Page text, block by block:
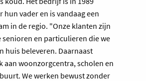
vader en is vandaag een
in de regio. "Onze klanten zijn
en particulieren die we
huis beleveren. Daarnaast
aan woonzorgcentra, scholen en
buurt. We werken bewust zonder